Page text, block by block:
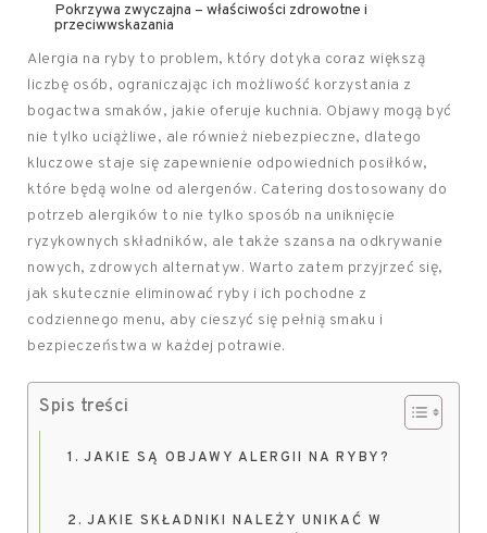
Pokrzywa zwyczajna – właściwości zdrowotne i
przeciwwskazania
Alergia na ryby to problem, który dotyka coraz większą
liczbę osób, ograniczając ich możliwość korzystania z
bogactwa smaków, jakie oferuje kuchnia. Objawy mogą być
nie tylko uciążliwe, ale również niebezpieczne, dlatego
kluczowe staje się zapewnienie odpowiednich posiłków,
które będą wolne od alergenów. Catering dostosowany do
potrzeb alergików to nie tylko sposób na uniknięcie
ryzykownych składników, ale także szansa na odkrywanie
nowych, zdrowych alternatyw. Warto zatem przyjrzeć się,
jak skutecznie eliminować ryby i ich pochodne z
codziennego menu, aby cieszyć się pełnią smaku i
bezpieczeństwa w każdej potrawie.
Spis treści
JAKIE SĄ OBJAWY ALERGII NA RYBY?
JAKIE SKŁADNIKI NALEŻY UNIKAĆ W